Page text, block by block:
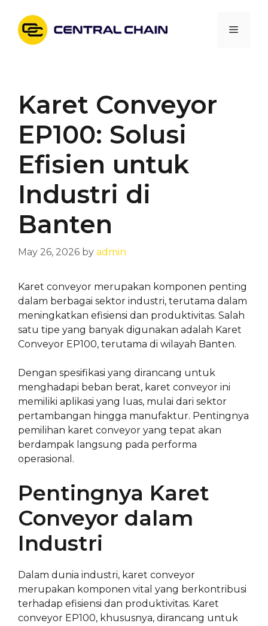
content
Menu
Karet Conveyor
EP100: Solusi
Efisien untuk
Industri di
Banten
May 26, 2026 by admin
Karet conveyor merupakan komponen penting
dalam berbagai sektor industri, terutama dalam
meningkatkan efisiensi dan produktivitas. Salah
satu tipe yang banyak digunakan adalah Karet
Conveyor EP100, terutama di wilayah Banten.
Dengan spesifikasi yang dirancang untuk
menghadapi beban berat, karet conveyor ini
memiliki aplikasi yang luas, mulai dari sektor
pertambangan hingga manufaktur. Pentingnya
pemilihan karet conveyor yang tepat akan
berdampak langsung pada performa
operasional.
Pentingnya Karet
Conveyor dalam
Industri
Dalam dunia industri, karet conveyor
merupakan komponen vital yang berkontribusi
terhadap efisiensi dan produktivitas. Karet
conveyor EP100, khususnya, dirancang untuk